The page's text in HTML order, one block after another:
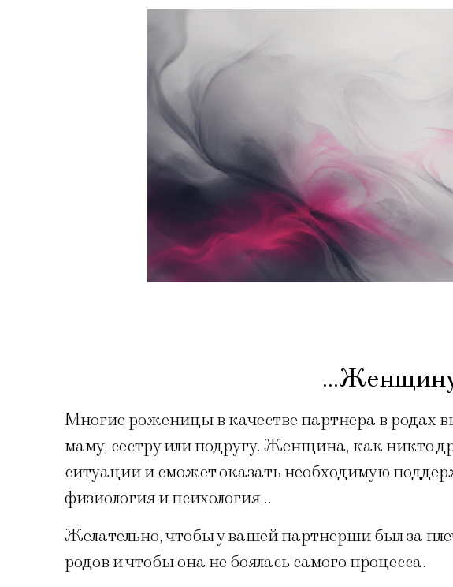
Многие роженицы в качестве партнера в
маму, сестру или подругу. Женщина, как никто
ситуации и сможет оказать необходимую
физиология и психология…
Желательно, чтобы у вашей партнерши был за
родов и чтобы она не боялась самого процесса.